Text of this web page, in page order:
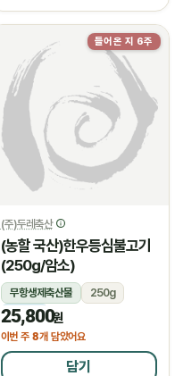
들어온 지 6주
(주)두레축산
(농할 국산)한우등심불고기
(250g/암소)
무항생제축산물
250g
냉장
25,800원
이번 주 8개 담았어요
담기